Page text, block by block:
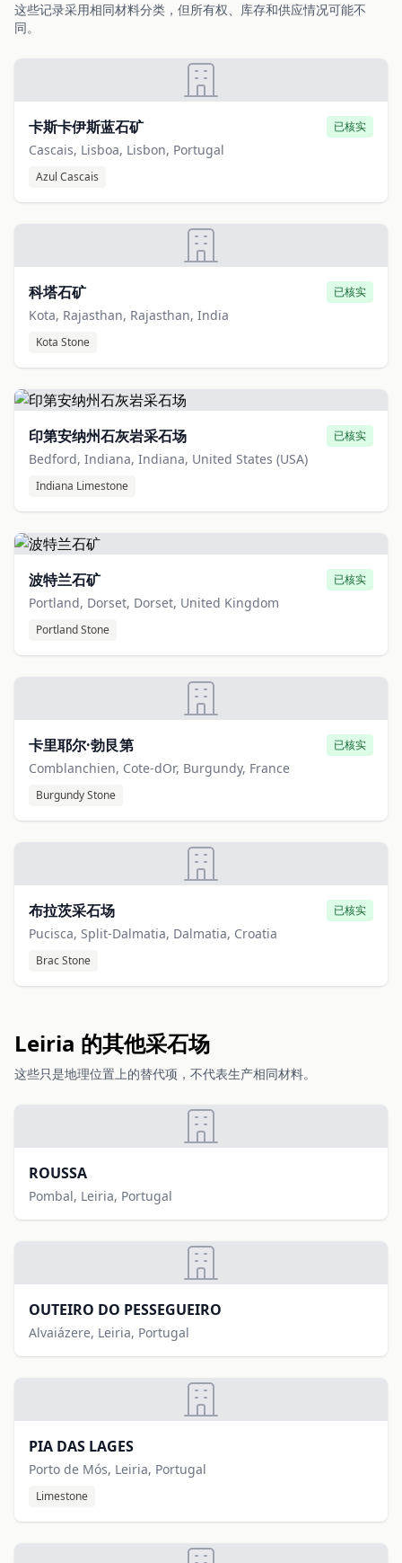
这些记录采用相同材料分类，但所有权、库存和供应情况可能不
同。
卡斯卡伊斯蓝石矿 已核实
Cascais, Lisboa, Lisbon, Portugal
Azul Cascais
科塔石矿 已核实
Kota, Rajasthan, Rajasthan, India
Kota Stone
印第安纳州石灰岩采石场 已核实
Bedford, Indiana, Indiana, United States (USA)
Indiana Limestone
波特兰石矿 已核实
Portland, Dorset, Dorset, United Kingdom
Portland Stone
卡里耶尔·勃艮第 已核实
Comblanchien, Cote-dOr, Burgundy, France
Burgundy Stone
布拉茨采石场 已核实
Pucisca, Split-Dalmatia, Dalmatia, Croatia
Brac Stone
Leiria 的其他采石场
这些只是地理位置上的替代项，不代表生产相同材料。
ROUSSA
Pombal, Leiria, Portugal
OUTEIRO DO PESSEGUEIRO
Alvaiázere, Leiria, Portugal
PIA DAS LAGES
Porto de Mós, Leiria, Portugal
Limestone